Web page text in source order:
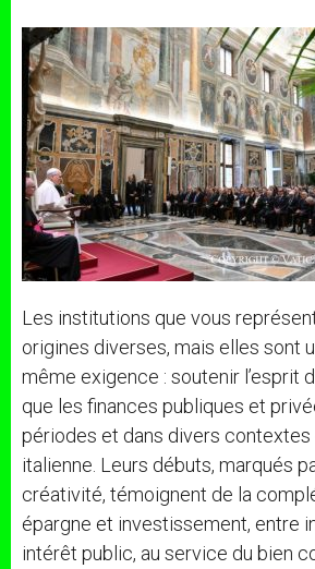
Les institutions que vous
origines diverses, mais elles sont
même exigence : soutenir l’esprit
que les finances publiques et
périodes et dans divers contextes
italienne. Leurs débuts, marqués
créativité, témoignent de la
épargne et investissement, entre
intérêt public, au service du bien